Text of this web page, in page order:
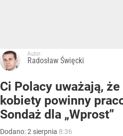
Autor:
Radosław Święcki
Ci Polacy uważają,
kobiety powinny
Sondaż dla „Wprost”
Dodano:2 sierpnia 8:36